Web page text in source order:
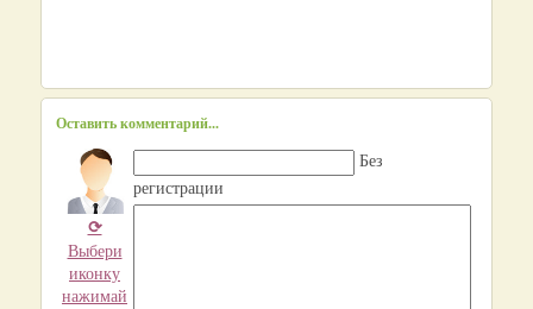
Оставить комментарий...
⟳
Выбери
иконку
нажимай
Без
регистрации